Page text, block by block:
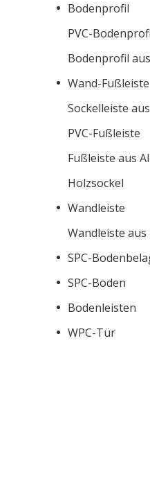
Bodenprofil
PVC-
Wand-Fußleiste
Sockelleiste
PVC-Fußleiste
Holzsockel
Wandleiste
Wandleiste aus
SPC-
SPC-Boden
Bodenleisten
WPC-Tür